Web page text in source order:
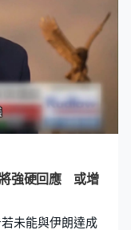
強硬回應 或增
未能與伊朗達成